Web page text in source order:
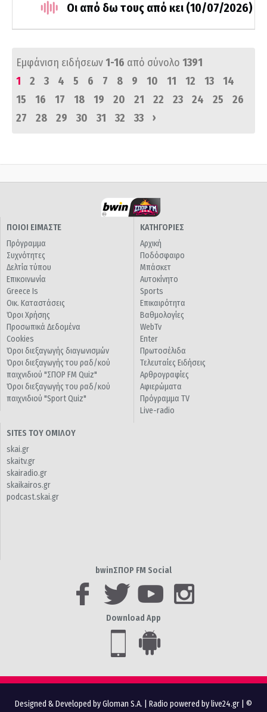
Οι από δω τους από κει (10/07/2026)
Εμφάνιση ειδήσεων1-16 από σύνολο 1391
1
2 3 4 5 6 7 8 9 10 11 12 13
14
15
16 17 18 19 20 21 22 23 24 25
26
27
28 29 30 31 32 33 ›
ΠΟΙΟΙ ΕΙΜΑΣΤΕ
Πρόγραμμα
Συχνότητες
Δελτία τύπου
Επικοινωνία
Greece Is
Οικ. Καταστάσεις
Όροι Χρήσης
Προσωπικά Δεδομένα
Cookies
Όροι διεξαγωγής διαγωνισμών
Όροι διεξαγωγής του ραδ/κού
παιχνιδιού "ΣΠΟΡ FM Quiz"
Όροι διεξαγωγής του ραδ/κού
παιχνιδιού "Sport Quiz"
ΚΑΤΗΓΟΡΙΕΣ
Αρχική
Ποδόσφαιρο
Μπάσκετ
Αυτοκίνητο
Sports
Επικαιρότητα
Βαθμολογίες
WebTv
Enter
Πρωτοσέλιδα
Τελευταίες Ειδήσεις
Αρθρογραφίες
Αφιερώματα
Πρόγραμμα TV
Live-radio
SITES ΤΟΥ ΟΜΙΛΟΥ
skai.gr
skaitv.gr
skairadio.gr
skaikairos.gr
podcast.skai.gr
bwinΣΠΟΡ FM Social
Download App
Designed & Developed by Gloman S.A. Radio powered by live24.gr | ©